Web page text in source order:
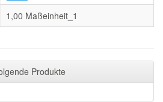
1,00 Maßeinheit_1
Produkte